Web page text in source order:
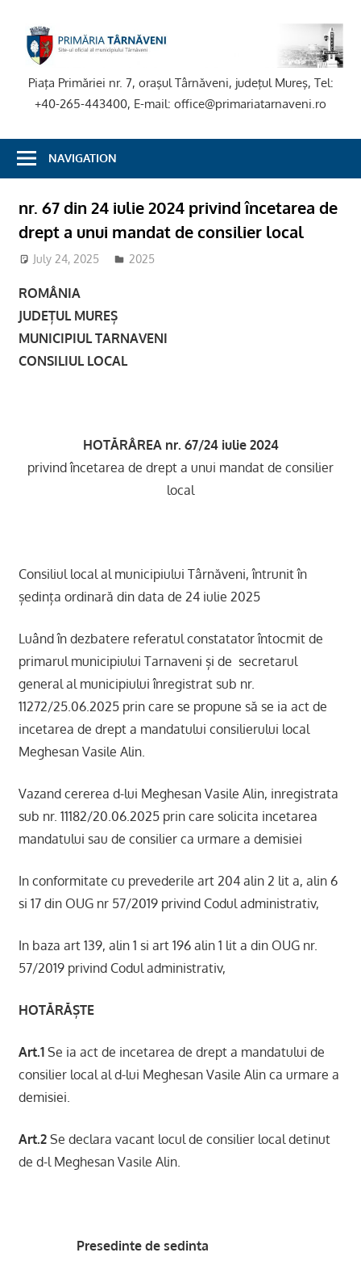
content
Piaţa Primăriei nr. 7, oraşul Târnăveni, judeţul Mureş, Tel:
+40-265-443400, E-mail: office@primariatarnaveni.ro
NAVIGATION
nr. 67 din 24 iulie 2024 privind încetarea de
drept a unui mandat de consilier local
July 24, 2025 adm-mmm
2025
ROMÂNIA
JUDEȚUL MUREȘ
MUNICIPIUL TARNAVENI
CONSILIUL LOCAL
HOTĂRÂREA nr. 67/24 iulie 2024
privind încetarea de drept a unui mandat de consilier
local
Consiliul local al municipiului Târnăveni, întrunit în
ședința ordinară din data de 24 iulie 2025
Luând în dezbatere referatul constatator întocmit de
primarul municipiului Tarnaveni și de secretarul
general al municipiului înregistrat sub nr.
11272/25.06.2025 prin care se propune să se ia act de
incetarea de drept a mandatului consilierului local
Meghesan Vasile Alin.
Vazand cererea d-lui Meghesan Vasile Alin, inregistrata
sub nr. 11182/20.06.2025 prin care solicita incetarea
mandatului sau de consilier ca urmare a demisiei
In conformitate cu prevederile art 204 alin 2 lit a, alin 6
si 17 din OUG nr 57/2019 privind Codul administrativ,
In baza art 139, alin 1 si art 196 alin 1 lit a din OUG nr.
57/2019 privind Codul administrativ,
HOTĂRĂȘTE
Art.1Se ia act de incetarea de drept a mandatului de
consilier local al d-lui Meghesan Vasile Alin ca urmare a
demisiei.
Art.2Se declara vacant locul de consilier local detinut
de d-l Meghesan Vasile Alin.
Presedinte de sedinta